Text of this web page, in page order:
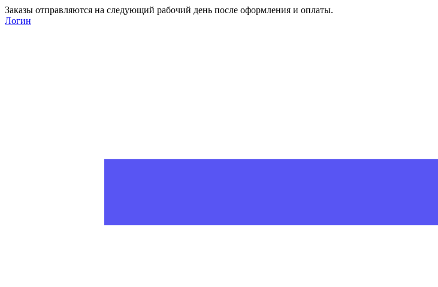
Заказы отправляются на следующий рабочий день после оформления и оплаты.
Логин